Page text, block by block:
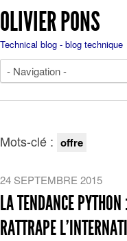
OLIVIER PONS
Technical blog - blog technique
Mots-clé : offre
24 SEPTEMBRE 2015
LA TENDANCE
RATTRAPE